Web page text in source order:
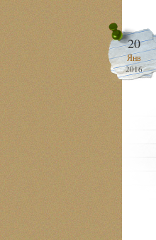
20
Янв
2016